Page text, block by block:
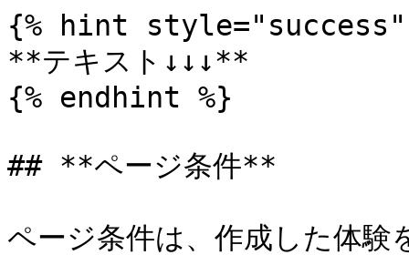
{% hint style="success"
**テキスト↓↓↓**
{% endhint %}
## **ページ条件**
ページ条件は、作成した体